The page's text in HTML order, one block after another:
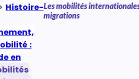
Histoire-
:
en
Les mobilités
migrations